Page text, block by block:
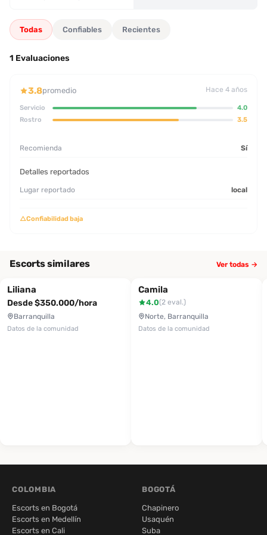
Todas Confiables Recientes
1 Evaluaciones
3.8promedio Hace 4 años
Servicio
4.0
Rostro
3.5
Recomienda Sí
Detalles reportados
Lugar reportado local
△Confiabilidad baja
Escorts similares Ver todas →
Liliana
Desde $350.000/hora
Barranquilla
Datos de la comunidad
Camila
4.0(2 eval.)
Norte, Barranquilla
Datos de la comunidad
COLOMBIA
Escorts en Bogotá
Escorts en Medellín
Escorts en Cali
BOGOTÁ
Chapinero
Usaquén
Suba